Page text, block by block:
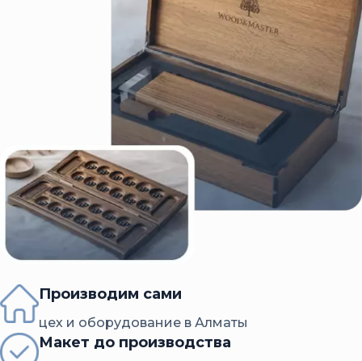
Производим сами
цех и оборудование в Алматы
Макет до производства